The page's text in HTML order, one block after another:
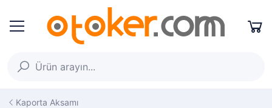
Kaporta Aksamı